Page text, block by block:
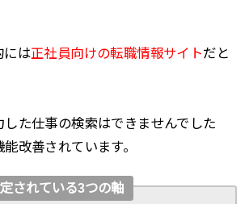
には正社員向けの転職情報サイトだと
た仕事の検索はできませんでした
改善されています。
されている3つの軸